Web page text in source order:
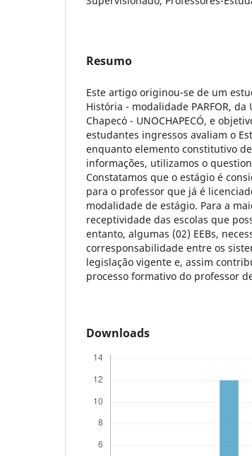
Resumo
Este artigo originou-se de um
História - modalidade PARFOR,
Chapecó - UNOCHAPECÓ, e
estudantes ingressos avaliam o
enquanto elemento constitutivo
informações, utilizamos o
Constatamos que o estágio é
para o professor que já é
modalidade de estágio. Para a
receptividade das escolas que
entanto, algumas (02) EEBs,
corresponsabilidade entre os
legislação vigente e, assim
processo formativo do professor
Downloads